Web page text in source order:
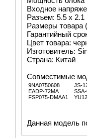
Входное
Разъем: 5.5 x 2.1
Размеры товара
Гарантийный
Цвет товара:
Изготовитель:
Страна: Китай
Совместимые
9NA0750608
EADP-72MA
FSP075-DMAA1
JS-
Данная модель